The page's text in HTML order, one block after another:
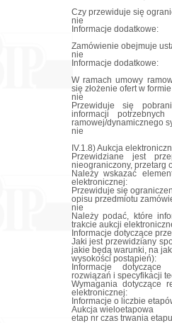
Czy przewiduje się
nie
Informacje dodatkowe:
Zamówienie obejmuje
nie
Informacje dodatkowe:
W ramach umowy
się złożenie ofert w
nie
Przewiduje się
informacji
ramowej/dynamicznego
nie
IV.1.8) Aukcja
Przewidziane jest
nieograniczony, przetarg
Należy wskazać
elektronicznej:
Przewiduje się
opisu przedmiotu
nie
Należy podać, które
trakcie aukcji
Informacje dotyczące
Jaki jest przewidziany
jakie będą warunki, na
wysokości postąpień):
Informacje dotyczące
rozwiązań i specyfikacji
Wymagania dotyczące
elektronicznej:
Informacje o liczbie
Aukcja wieloetapowa
etap nr czas trwania etapu